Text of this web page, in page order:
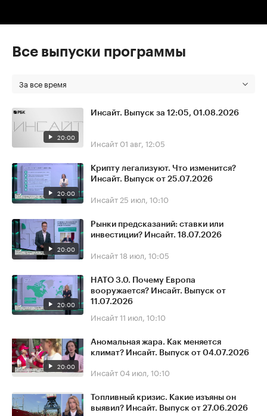
Все выпуски программы
За все время
20:00
Инсайт. Выпуск за 12:05, 01.08.2026
Инсайт 01 авг, 12:05
20:00
Крипту легализуют. Что изменится?
Инсайт. Выпуск от 25.07.2026
Инсайт 25 июл, 10:10
20:00
Рынки предсказаний: ставки или
инвестиции? Инсайт. 18.07.2026
Инсайт18 июл, 10:05
20:00
НАТО 3.0. Почему Европа
вооружается? Инсайт. Выпуск от
11.07.2026
Инсайт11 июл, 10:10
20:00
Аномальная жара. Как меняется
климат? Инсайт. Выпуск от 04.07.2026
Инсайт 04 июл, 10:10
Топливный кризис. Какие изъяны он
выявил? Инсайт. Выпуск от 27.06.2026